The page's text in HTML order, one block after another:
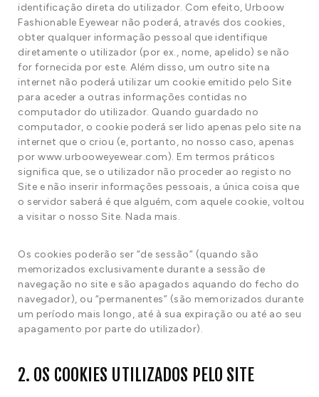
identificação direta do utilizador. Com efeito, Urboow
Fashionable Eyewear não poderá, através dos cookies,
obter qualquer informação pessoal que identifique
diretamente o utilizador (por ex., nome, apelido) se não
for fornecida por este. Além disso, um outro site na
internet não poderá utilizar um cookie emitido pelo Site
para aceder a outras informações contidas no
computador do utilizador. Quando guardado no
computador, o cookie poderá ser lido apenas pelo site na
internet que o criou (e, portanto, no nosso caso, apenas
por www.urbooweyewear.com). Em termos práticos
significa que, se o utilizador não proceder ao registo no
Site e não inserir informações pessoais, a única coisa que
o servidor saberá é que alguém, com aquele cookie, voltou
a visitar o nosso Site. Nada mais.
Os cookies poderão ser “de sessão” (quando são
memorizados exclusivamente durante a sessão de
navegação no site e são apagados aquando do fecho do
navegador), ou “permanentes” (são memorizados durante
um período mais longo, até à sua expiração ou até ao seu
apagamento por parte do utilizador).
2. OS COOKIES UTILIZADOS PELO SITE